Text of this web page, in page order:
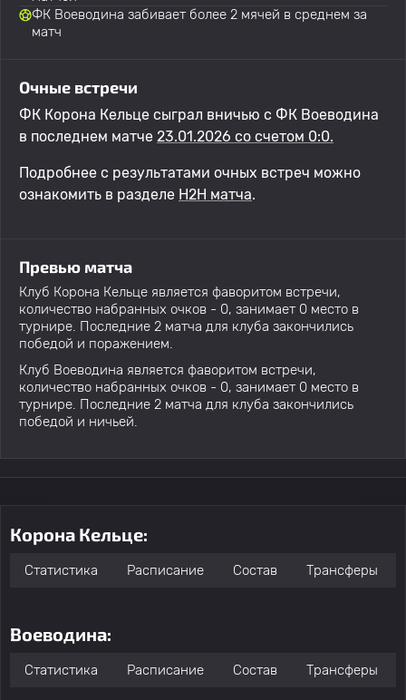
ФК Воеводина забивает более 2 мячей в среднем за
матч
Очные встречи
ФК Корона Кельце сыграл вничью с ФК Воеводина
в последнем матче 23.01.2026 со счетом 0:0.
Подробнее с результатами очных встреч можно
ознакомить в разделе H2H матча.
Превью матча
Клуб Корона Кельце является фаворитом встречи,
количество набранных очков - 0, занимает 0 место в
турнире. Последние 2 матча для клуба закончились
победой и поражением.
Клуб Воеводина является фаворитом встречи,
количество набранных очков - 0, занимает 0 место в
турнире. Последние 2 матча для клуба закончились
победой и ничьей.
Корона Кельце:
Статистика Расписание Состав Трансферы
Воеводина:
Статистика Расписание Состав Трансферы